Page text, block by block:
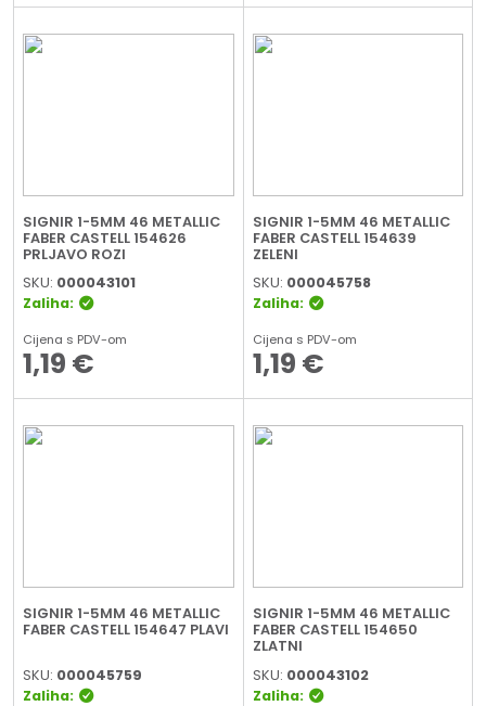
SIGNIR 1-5MM 46 METALLIC
FABER CASTELL 154626
PRLJAVO ROZI
SKU: 000043101
Zaliha:
Cijena s PDV-om
1,19 €
SIGNIR 1-5MM 46 METALLIC
FABER CASTELL 154639
ZELENI
SKU: 000045758
Zaliha:
Cijena s PDV-om
1,19 €
SIGNIR 1-5MM 46 METALLIC
FABER CASTELL 154647 PLAVI
SKU: 000045759
Zaliha:
SIGNIR 1-5MM 46 METALLIC
FABER CASTELL 154650
ZLATNI
SKU: 000043102
Zaliha: